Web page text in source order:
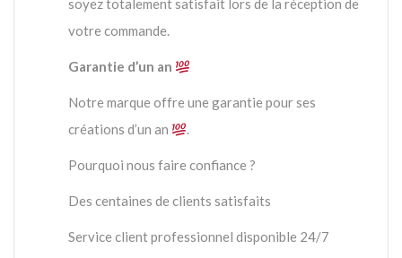
soyez totalement satisfait lors de la réception de
votre commande.
Garantie d’un an
Notre marque offre une garantie pour ses
créations d’un an
.
Pourquoi nous faire confiance ?
Des centaines de clients satisfaits
Service client professionnel disponible 24/7